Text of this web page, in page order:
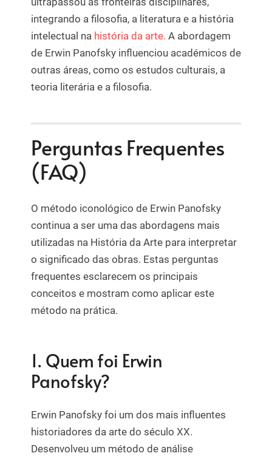
integrando a filosofia, a literatura e a história
intelectual na história da arte. A abordagem
de Erwin Panofsky influenciou académicos de
outras áreas, como os estudos culturais, a
teoria literária e a filosofia.
Perguntas Frequentes
(FAQ)
O método iconológico de Erwin Panofsky
continua a ser uma das abordagens mais
utilizadas na História da Arte para interpretar
o significado das obras. Estas perguntas
frequentes esclarecem os principais
conceitos e mostram como aplicar este
método na prática.
1. Quem foi Erwin
Panofsky?
Erwin Panofsky foi um dos mais influentes
historiadores da arte do século XX.
Desenvolveu um método de análise